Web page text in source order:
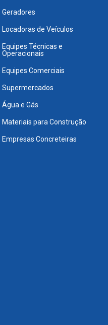
Geradores
Locadoras de Veículos
Equipes Técnicas e
Operacionais
Equipes Comerciais
Supermercados
Água e Gás
Materiais para Construção
Empresas Concreteiras